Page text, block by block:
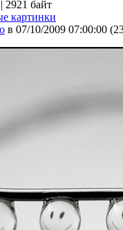
| 2921 байт
картинки
в 07/10/2009 07:00:00 (